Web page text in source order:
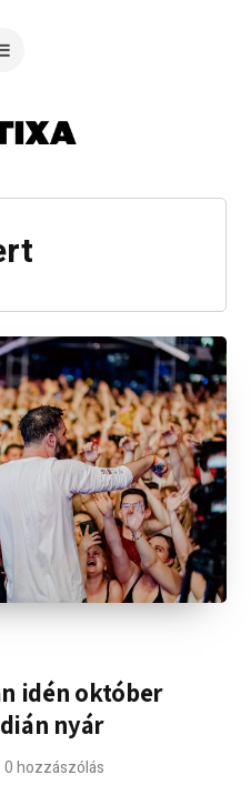
idén október
nyár
0 hozzászólás